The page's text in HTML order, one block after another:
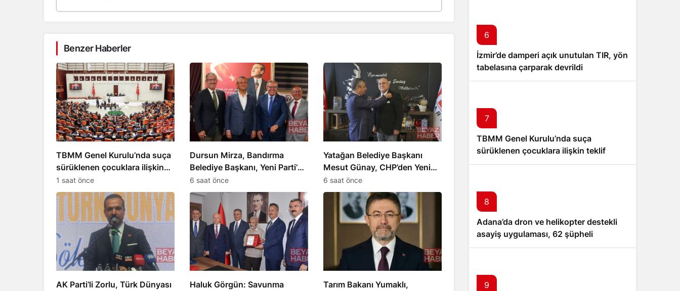
Benzer Haberler
TBMM Genel Kurulu’nda suça
sürüklenen çocuklara ilişkin
teklif kabul edildi
1 saat önce
Dursun Mirza, Bandırma
Belediye Başkanı, Yeni Parti’ye
katıldı
6 saat önce
Yatağan Belediye Başkanı
Mesut Günay, CHP’den Yeni
Parti’ye geçti
6 saat önce
AK Parti’li Zorlu, Türk Dünyası
Haluk Görgün: Savunma
Tarım Bakanı Yumaklı,
6
İzmir’de damperi açık unutulan TIR, yön
tabelasına çarparak devrildi
7
TBMM Genel Kurulu’nda suça
sürüklenen çocuklara ilişkin teklif
kabul edildi
8
Adana’da dron ve helikopter destekli
asayiş uygulaması, 62 şüpheli
yakalandı
9